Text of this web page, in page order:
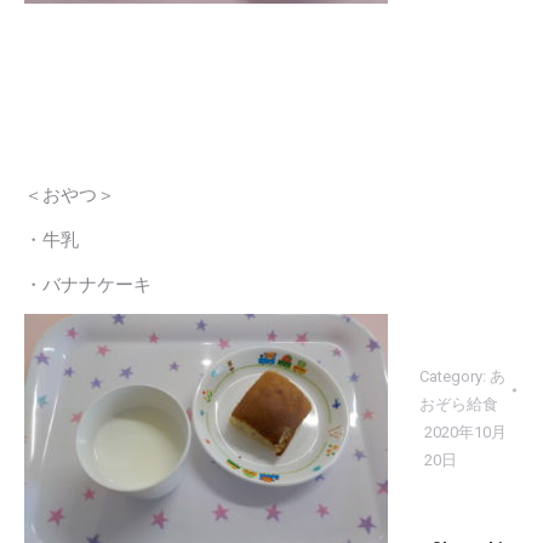
＜おやつ＞
・牛乳
・バナナケーキ
Category: あ
おぞら給食
2020年10月
20日